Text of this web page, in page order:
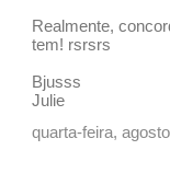
Realmente,
tem! rsrsrs
Bjusss
Julie
quarta-feira,